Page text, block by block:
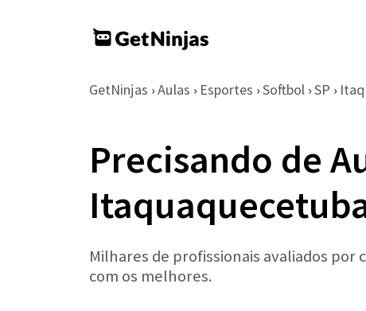
GetNinjas › Aulas › Esportes › Softbol › SP ›
Precisando de
Milhares de profissionais avaliados
com os melhores.